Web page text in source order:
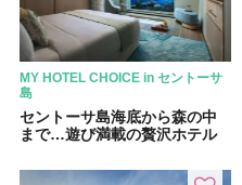
MY HOTEL CHOICE in セントーサ
島
セントーサ島海底から森の中
まで…遊び満載の贅沢ホテル